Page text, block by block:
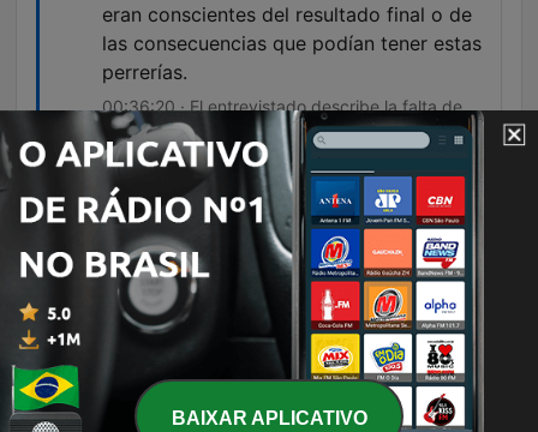
eran conscientes del resultado final o de
las consecuencias que podían tener estas
perrerías.
00:36:20 · El entrevistado describe la falta de
consentimiento y el impacto de los experimentos
realizados con estas personas.
Lo que ocurrió en los años 70 es que
parte de los desechos nucleares fueron
expulsados, no a un contenedor especial,
no a un recinto controlado, sino que
fueron expulsados por el alcantarillado de
01:10:09 · Se describe un grave incidente de
contaminación por vertido de residuos
BAIXAR APLICATIVO